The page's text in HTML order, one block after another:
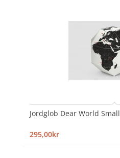
Jordglob Dear World Small
295,00kr